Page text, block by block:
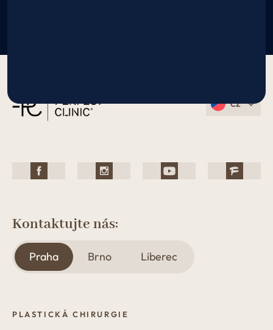
CZ
Kontaktujte nás:
Praha Brno Liberec
PLASTICKÁ CHIRURGIE